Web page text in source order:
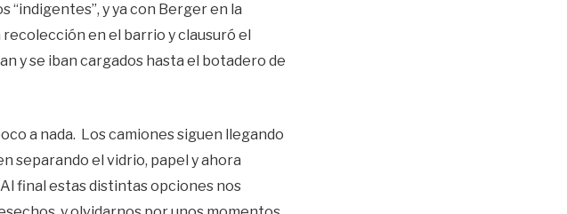
“indigentes”, y ya con Berger en la
recolección en el barrio y clausuró el
y se iban cargados hasta el botadero de
a nada. Los camiones siguen llegando
separando el vidrio, papel y ahora
final estas distintas opciones nos